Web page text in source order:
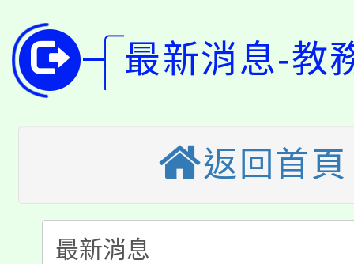
開!
115年桃園市運動會8/
田徑場及游泳池舉行。
桃園市低收入戶享有免
視費優惠，中低收入戶
半價優惠，詳情可洽有
者。
大園自造教育及科技中
份教師增能研習
大溪自造教育及科技
份教師研習
淨零綠生活教案入校路
會
115年食農教育專業人
最新消息-教
返回首頁